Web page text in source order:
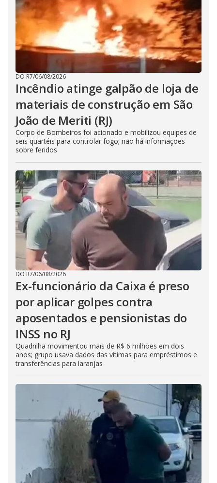
DO R7/06/08/2026
Incêndio atinge galpão de loja de
materiais de construção em São
João de Meriti (RJ)
Corpo de Bombeiros foi acionado e mobilizou equipes de
seis quartéis para controlar fogo; não há informações
sobre feridos
DO R7/06/08/2026
Ex-funcionário da Caixa é preso
por aplicar golpes contra
aposentados e pensionistas do
INSS no RJ
Quadrilha movimentou mais de R$ 6 milhões em dois
anos; grupo usava dados das vítimas para empréstimos e
transferências para laranjas